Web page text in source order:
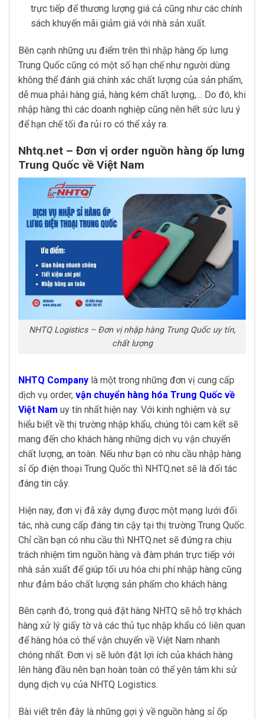
trực tiếp để thương lượng giá cả cũng như các chính
sách khuyến mãi giảm giá với nhà sản xuất.
Bên cạnh những ưu điểm trên thì nhập hàng ốp lưng
Trung Quốc cũng có một số hạn chế như người dùng
không thể đánh giá chính xác chất lượng của sản phẩm,
dễ mua phải hàng giả, hàng kém chất lượng,… Do đó, khi
nhập hàng thì các doanh nghiệp cũng nên hết sức lưu ý
để hạn chế tối đa rủi ro có thể xảy ra.
Nhtq.net – Đơn vị order nguồn hàng ốp lưng
Trung Quốc về Việt Nam
NHTQ Logistics – Đơn vị nhập hàng Trung Quốc uy tín,
chất lượng
NHTQ Company là một trong những đơn vị cung cấp
dịch vụ order, vận chuyển hàng hóa Trung Quốc về
Việt Nam uy tín nhất hiện nay. Với kinh nghiệm và sự
hiểu biết về thị trường nhập khẩu, chúng tôi cam kết sẽ
mang đến cho khách hàng những dịch vụ vận chuyển
chất lượng, an toàn. Nếu như bạn có nhu cầu nhập hàng
sỉ ốp điện thoại Trung Quốc thì NHTQ.net sẽ là đối tác
đáng tin cậy.
Hiện nay, đơn vị đã xây dựng được một mạng lưới đối
tác, nhà cung cấp đáng tin cậy tại thị trường Trung Quốc.
Chỉ cần bạn có nhu cầu thì NHTQ.net sẽ đứng ra chịu
trách nhiệm tìm nguồn hàng và đàm phán trực tiếp với
nhà sản xuất để giúp tối ưu hóa chi phí nhập hàng cũng
như đảm bảo chất lượng sản phẩm cho khách hàng.
Bên cạnh đó, trong quá đặt hàng NHTQ sẽ hỗ trợ khách
hàng xử lý giấy tờ và các thủ tục nhập khẩu có liên quan
để hàng hóa có thể vận chuyển về Việt Nam nhanh
chóng nhất. Đơn vị sẽ luôn đặt lợi ích của khách hàng
lên hàng đầu nên bạn hoàn toàn có thể yên tâm khi sử
dụng dịch vụ của NHTQ Logistics.
Bài viết trên đây là những gợi ý về nguồn hàng sỉ ốp